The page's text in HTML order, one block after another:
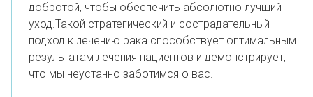
добротой, чтобы обеспечить абсолютно лучший
уход.Такой стратегический и сострадательный
подход к лечению рака способствует оптимальным
результатам лечения пациентов и демонстрирует,
что мы неустанно заботимся о вас.